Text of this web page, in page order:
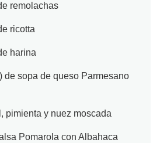
remolachas
ricotta
harina
de sopa de queso Parmesano
pimienta y nuez moscada
Pomarola con Albahaca